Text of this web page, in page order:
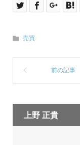
売買
上野 正貴